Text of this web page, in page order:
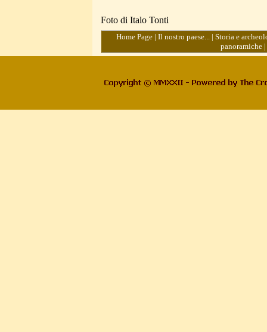
Foto di Italo Tonti
Home Page | Il nostro paese... | Storia e
panoramiche|